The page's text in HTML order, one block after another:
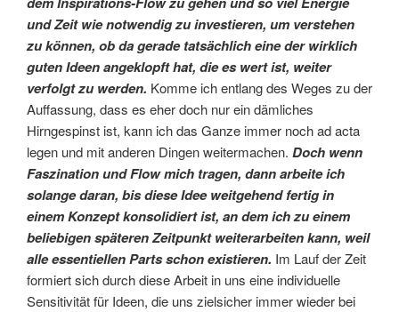
und Zeit wie notwendig zu investieren, um verstehen
zu können, ob da gerade tatsächlich eine der wirklich
guten Ideen angeklopft hat, die es wert ist, weiter
verfolgt zu werden. Komme ich entlang des Weges zu der
Auffassung, dass es eher doch nur ein dämliches
Hirngespinst ist, kann ich das Ganze immer noch ad acta
legen und mit anderen Dingen weitermachen. Doch wenn
Faszination und Flow mich tragen, dann arbeite ich
solange daran, bis diese Idee weitgehend fertig in
einem Konzept konsolidiert ist, an dem ich zu einem
beliebigen späteren Zeitpunkt weiterarbeiten kann, weil
alle essentiellen Parts schon existieren. Im Lauf der Zeit
formiert sich durch diese Arbeit in uns eine individuelle
Sensitivität für Ideen, die uns zielsicher immer wieder bei